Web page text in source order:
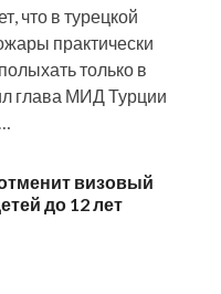
что в турецкой
практически
только в
глава МИД Турции
визовый
до 12 лет